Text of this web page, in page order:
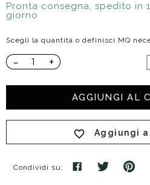
Pronta consegna, spedito in 1
giorno
Scegli la quantità o definisci MQ
- +
AGGIUNGI AL
Aggiungi
Condividi su: